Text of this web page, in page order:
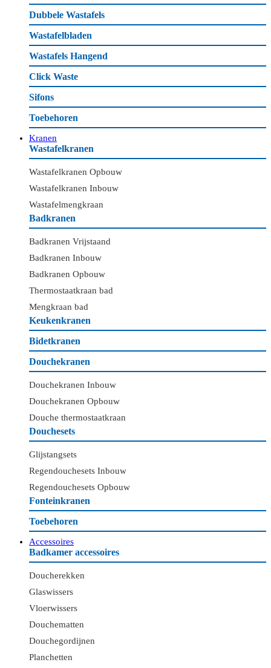
Dubbele Wastafels
Wastafelbladen
Wastafels Hangend
Click Waste
Sifons
Toebehoren
Kranen
Wastafelkranen
Wastafelkranen Opbouw
Wastafelkranen Inbouw
Wastafelmengkraan
Badkranen
Badkranen Vrijstaand
Badkranen Inbouw
Badkranen Opbouw
Thermostaatkraan bad
Mengkraan bad
Keukenkranen
Bidetkranen
Douchekranen
Douchekranen Inbouw
Douchekranen Opbouw
Douche thermostaatkraan
Douchesets
Glijstangsets
Regendouchesets Inbouw
Regendouchesets Opbouw
Fonteinkranen
Toebehoren
Accessoires
Badkamer accessoires
Doucherekken
Glaswissers
Vloerwissers
Douchematten
Douchegordijnen
Planchetten